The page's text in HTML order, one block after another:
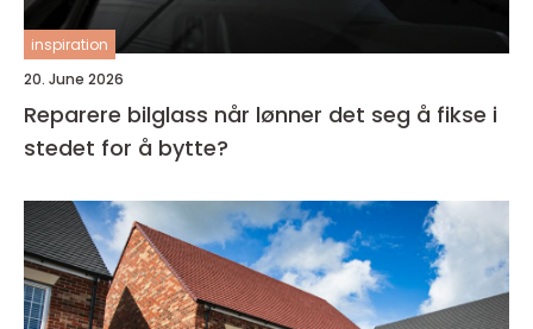
inspiration
20. June 2026
Reparere bilglass når lønner det seg å fikse i
stedet for å bytte?